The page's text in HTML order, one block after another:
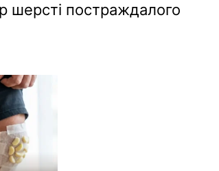
шерсті постраждалого